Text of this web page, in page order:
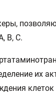
В, С.
их
клеток